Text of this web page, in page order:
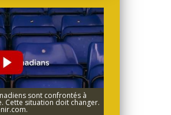
sont confrontés à
Cette situation doit changer.